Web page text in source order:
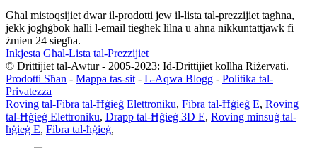
Għal mistoqsijiet dwar il-prodotti jew il-lista tal-prezzijiet tagħna,
jekk jogħġbok ħalli l-email tiegħek lilna u aħna nikkuntattjawk fi
żmien 24 siegħa.
Inkjesta Għal-Lista tal-Prezzijiet
© Drittijiet tal-Awtur - 2005-2023: Id-Drittijiet kollha Riżervati.
Prodotti Sħan - Mappa tas-sit - L-Aqwa Blogg - Politika tal-
Privatezza
Roving tal-Fibra tal-Ħġieġ Elettroniku, Fibra tal-Ħġieġ E, Roving
tal-Ħġieġ Elettroniku, Drapp tal-Ħġieġ 3D E, Roving minsuġ tal-
ħġieġ E, Fibra tal-ħġieġ,